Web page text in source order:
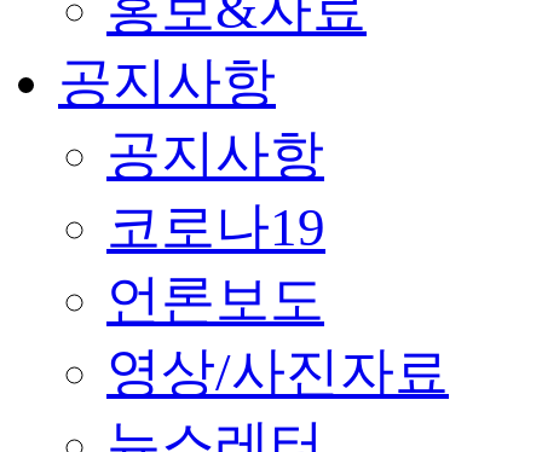
공지사항
공지사항
코로나19
언론보도
영상/사진자료